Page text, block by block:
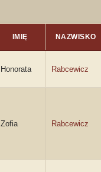
IMIĘ NAZWISKO
Honorata Rabcewicz
Zofia Rabcewicz